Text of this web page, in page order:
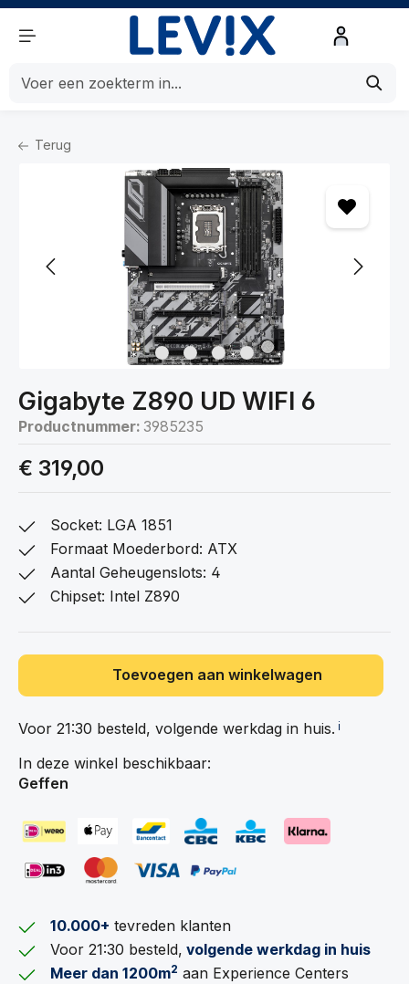
Terug
Home
Gigabyte Z890 UD WIFI 6
Productnummer: 3985235
€ 319,00
Socket: LGA 1851
Formaat Moederbord: ATX
Aantal Geheugenslots: 4
Chipset: Intel Z890
Toevoegen aan winkelwagen
Voor 21:30 besteld, volgende werkdag in huis. ℹ️
In deze winkel beschikbaar:
Geffen
10.000+ tevreden klanten
Voor 21:30 besteld, volgende werkdag in huis
Meer dan 1200m2 aan Experience Centers